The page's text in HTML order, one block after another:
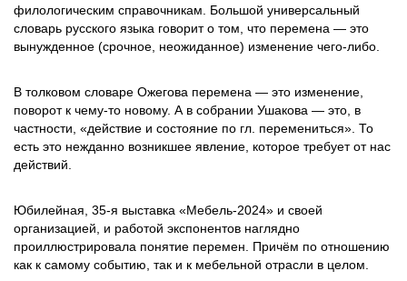
филологическим справочникам. Большой универсальный
словарь русского языка говорит о том, что перемена — это
вынужденное (срочное, неожиданное) изменение чего-либо.
В толковом словаре Ожегова перемена — это изменение,
поворот к чему-то новому. А в собрании Ушакова — это, в
частности, «действие и состояние по гл. перемениться». То
есть это нежданно возникшее явление, которое требует от нас
действий.
Юбилейная, 35-я выставка «Мебель-2024» и своей
организацией, и работой экспонентов наглядно
проиллюстрировала понятие перемен. Причём по отношению
как к самому событию, так и к мебельной отрасли в целом.